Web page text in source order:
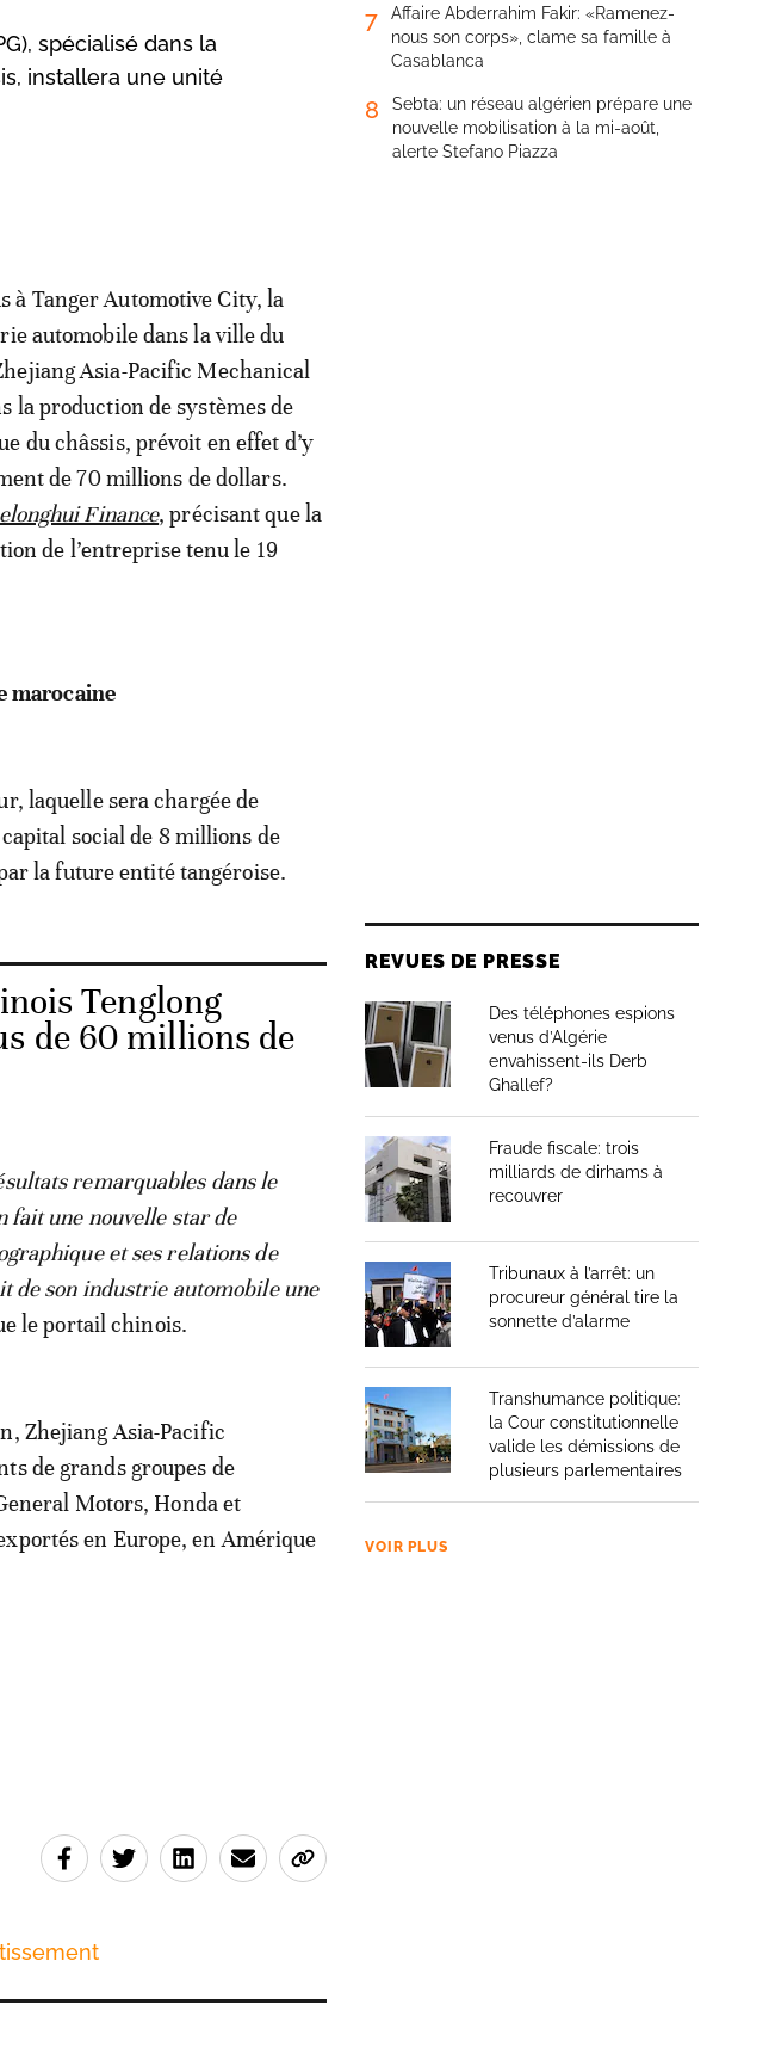
spécialisé dans la
installera une unité
à Tanger Automotive City, la
automobile dans la ville du
Asia-Pacific Mechanical
la production de systèmes de
du châssis, prévoit en effet d’y
de 70 millions de dollars.
Finance, précisant que la
de l’entreprise tenu le 19
marocaine
laquelle sera chargée de
social de 8 millions de
la future entité tangéroise.
Tenglong
de 60 millions de
remarquables dans le
fait une nouvelle star de
et ses relations de
de son industrie automobile une
le portail chinois.
Zhejiang Asia-Pacific
de grands groupes de
Motors, Honda et
en Europe, en Amérique
7
Affaire Abderrahim Fakir: «Ramenez-
nous son corps», clame sa famille à
Casablanca
8
Sebta: un réseau algérien prépare une
nouvelle mobilisation à la mi-août,
alerte Stefano Piazza
REVUES DE PRESSE
Des téléphones espions
venus d’Algérie
envahissent-ils Derb
Ghallef?
Fraude fiscale: trois
milliards de dirhams à
recouvrer
Tribunaux à l’arrêt: un
procureur général tire la
sonnette d’alarme
Transhumance politique:
la Cour constitutionnelle
valide les démissions de
plusieurs parlementaires
VOIR PLUS